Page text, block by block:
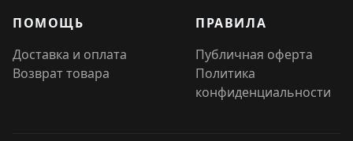
ПОМОЩЬ
Доставка и оплата
Возврат товара
ПРАВИЛА
Публичная оферта
Политика
конфиденциальности